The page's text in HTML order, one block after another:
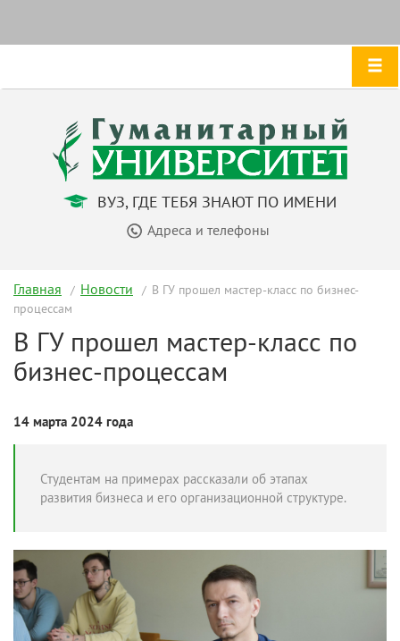
ВУЗ, ГДЕ ТЕБЯ ЗНАЮТ ПО ИМЕНИ
Адреса и телефоны
Главная Новости
В ГУ прошел мастер-класс по бизнес-
процессам
В ГУ прошел мастер-класс по
бизнес-процессам
14 марта 2024 года
Студентам на примерах рассказали об этапах
развития бизнеса и его организационной структуре.